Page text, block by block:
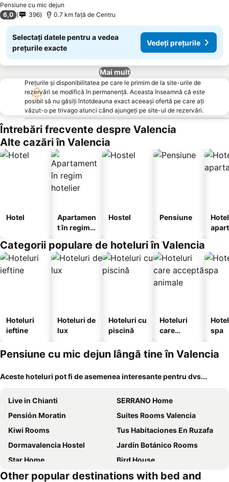
Pensiune cu mic dejun
6,0 396 0.7 km faţă de Centru
Selectați datele pentru a vedea
prețurile exacte
Vedeți prețurile
Mai mult
Prețurile și disponibilitatea pe care le primim de la site-urile de
rezervări se modifică în permanență. Aceasta înseamnă că este
posibil să nu găsiți întotdeauna exact aceeași ofertă pe care ați
văzut-o pe trivago atunci când ajungeți pe site-ul de rezervări.
Întrebări frecvente despre Valencia
Alte cazări în Valencia
Hotel
Apartamen
t în regim
Hostel Pensiune
Categorii populare de hoteluri în Valencia
Hoteluri
ieftine
Hoteluri de
lux
Hoteluri cu
piscină
Hoteluri
care
animale
spa
Pensiune cu mic dejun lângă tine în Valencia
Aceste hoteluri pot fi de asemenea interesante pentru dvs...
Live in Chianti
SERRANO Home
Pensión Moratin
Suites Rooms Valencia
Kiwi Rooms
Tus Habitaciones En Ruzafa
Dormavalencia Hostel
Jardín Botánico Rooms
Star Home
Bird House
Cozy Rooms - Jacuzzi Para 2
B&B El Mercat
Other popular destinations with bed and